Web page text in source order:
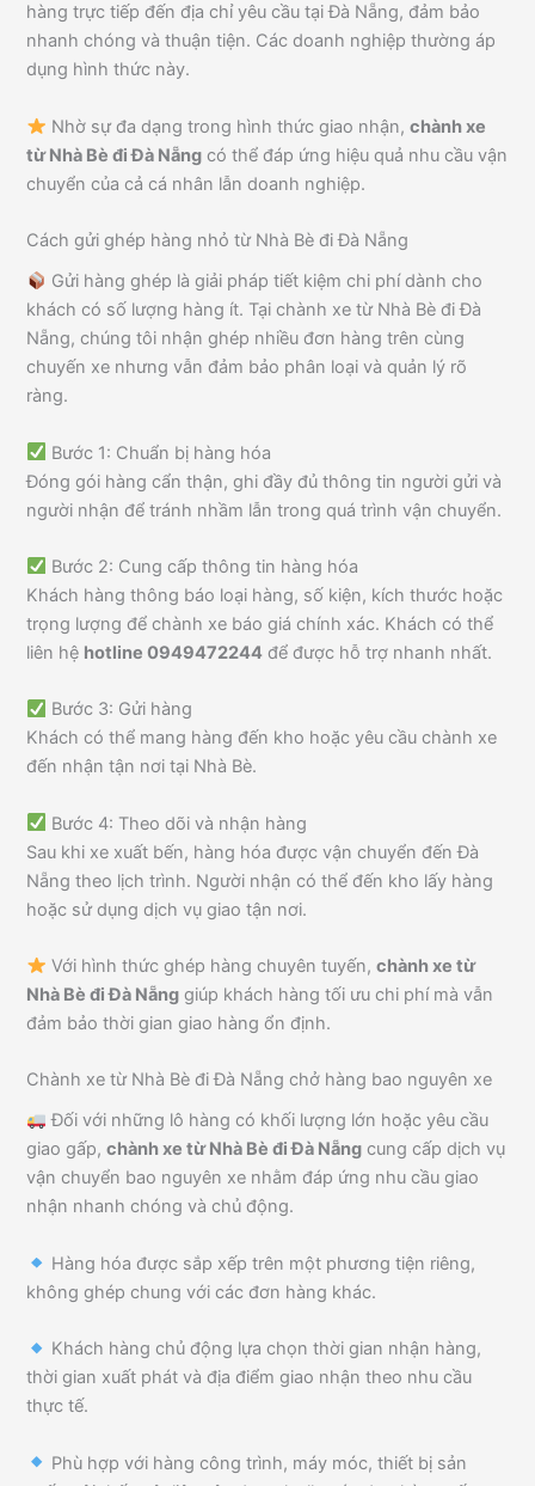
hàng trực tiếp đến địa chỉ yêu cầu tại Đà Nẵng, đảm bảo
nhanh chóng và thuận tiện. Các doanh nghiệp thường áp
dụng hình thức này.
Nhờ sự đa dạng trong hình thức giao nhận,chành xe
từ Nhà Bè đi Đà Nẵng có thể đáp ứng hiệu quả nhu cầu vận
chuyển của cả cá nhân lẫn doanh nghiệp.
Cách gửi ghép hàng nhỏ từ Nhà Bè đi Đà Nẵng
Gửi hàng ghép là giải pháp tiết kiệm chi phí dành cho
khách có số lượng hàng ít. Tại chành xe từ Nhà Bè đi Đà
Nẵng, chúng tôi nhận ghép nhiều đơn hàng trên cùng
chuyến xe nhưng vẫn đảm bảo phân loại và quản lý rõ
ràng.
Bước 1: Chuẩn bị hàng hóa
Đóng gói hàng cẩn thận, ghi đầy đủ thông tin người gửi và
người nhận để tránh nhầm lẫn trong quá trình vận chuyển.
Bước 2: Cung cấp thông tin hàng hóa
Khách hàng thông báo loại hàng, số kiện, kích thước hoặc
trọng lượng để chành xe báo giá chính xác. Khách có thể
liên hệ hotline 0949472244 để được hỗ trợ nhanh nhất.
Bước 3: Gửi hàng
Khách có thể mang hàng đến kho hoặc yêu cầu chành xe
đến nhận tận nơi tại Nhà Bè.
Bước 4: Theo dõi và nhận hàng
Sau khi xe xuất bến, hàng hóa được vận chuyển đến Đà
Nẵng theo lịch trình. Người nhận có thể đến kho lấy hàng
hoặc sử dụng dịch vụ giao tận nơi.
Với hình thức ghép hàng chuyên tuyến,chành xe từ
Nhà Bè đi Đà Nẵng giúp khách hàng tối ưu chi phí mà vẫn
đảm bảo thời gian giao hàng ổn định.
Chành xe từ Nhà Bè đi Đà Nẵng chở hàng bao nguyên xe
Đối với những lô hàng có khối lượng lớn hoặc yêu cầu
giao gấp,chành xe từ Nhà Bè đi Đà Nẵng cung cấp dịch vụ
vận chuyển bao nguyên xe nhằm đáp ứng nhu cầu giao
nhận nhanh chóng và chủ động.
Hàng hóa được sắp xếp trên một phương tiện riêng,
không ghép chung với các đơn hàng khác.
Khách hàng chủ động lựa chọn thời gian nhận hàng,
thời gian xuất phát và địa điểm giao nhận theo nhu cầu
thực tế.
Phù hợp với hàng công trình, máy móc, thiết bị sản